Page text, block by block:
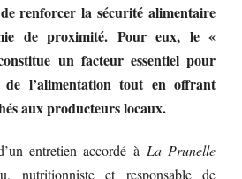
renforcer la sécurité alimentaire
de proximité. Pour eux, le «
un facteur essentiel pour
l’alimentation tout en offrant
aux producteurs locaux.
entretien accordé à La Prunelle
nutritionniste et responsable de